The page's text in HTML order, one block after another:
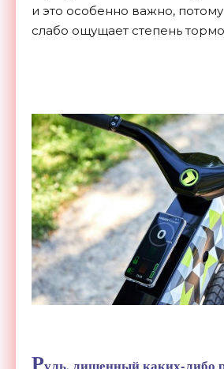
и это особенно важно,
слабо ощущает степень
Р